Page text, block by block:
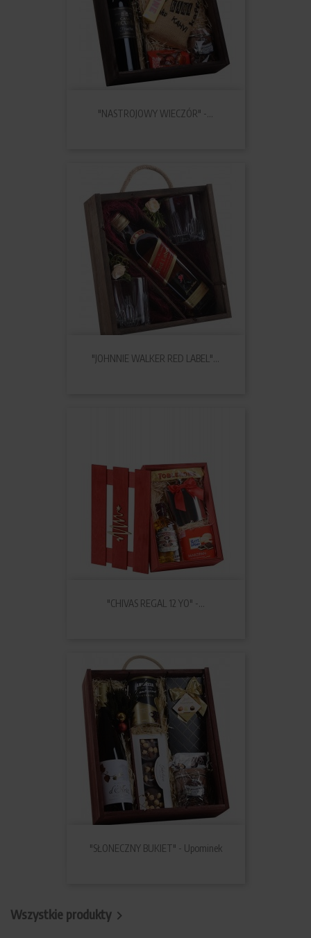
"NASTROJOWY WIECZÓR" -...
"JOHNNIE WALKER RED LABEL"...
"CHIVAS REGAL 12 YO" -...
"SŁONECZNY BUKIET" - Upominek
Wszystkie produkty